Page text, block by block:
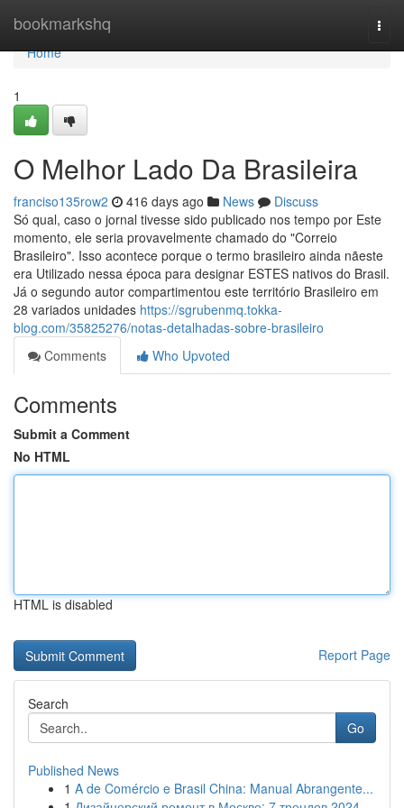
bookmarkshq
Home
Home
1
O Melhor Lado Da Brasileira
franciso135row2 416 days ago News
Discuss
Só qual, caso o jornal tivesse sido publicado nos tempo por Este
momento, ele seria provavelmente chamado do "Correio
Brasileiro". Isso acontece porque o termo brasileiro ainda nãeste
era Utilizado nessa época para designar ESTES nativos do Brasil.
Já o segundo autor compartimentou este território Brasileiro em
28 variados unidades https://sgrubenmq.tokka-
blog.com/35825276/notas-detalhadas-sobre-brasileiro
Comments
Who Upvoted
Comments
Submit a Comment
No HTML
HTML is disabled
Report Page
Search
Go
Published News
1 A de Comércio e Brasil China: Manual Abrangente...